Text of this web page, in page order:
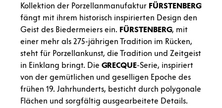
Kollektion der Porzellanmanufaktur FÜRSTENBERG
fängt mit ihrem historisch inspirierten Design den
Geist des Biedermeiers ein. FÜRSTENBERG, mit
einer mehr als 275-jährigen Tradition im Rücken,
steht für Porzellankunst, die Tradition und Zeitgeist
in Einklang bringt. Die GRECQUE-Serie, inspiriert
von der gemütlichen und geselligen Epoche des
frühen 19. Jahrhunderts, besticht durch polygonale
Flächen und sorgfältig ausgearbeitete Details.